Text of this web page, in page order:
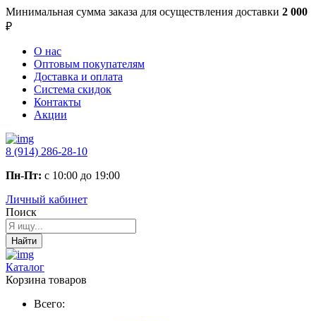
Минимальная сумма заказа для осуществления доставки 2 000
₽
О нас
Оптовым покупателям
Доставка и оплата
Система скидок
Контакты
Акции
8 (914) 286-28-10
Пн-Пт: с 10:00 до 19:00
Личный кабинет
Поиск
Найти
Каталог
Корзина товаров
Всего: